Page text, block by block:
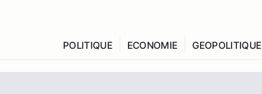
POLITIQUE ECONOMIE GEOPOLITIQUE